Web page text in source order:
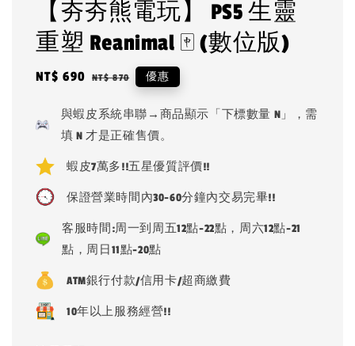
【夯夯熊電玩】 PS5 生靈
重塑 Reanimal 🀄 (數位版)
Sale
NT$ 690 Regular
NT$ 870 優惠
與蝦皮系統串聯→商品顯示「下標數量 N」，需
填 N 才是正確售價。
蝦皮7萬多!!五星優質評價!!
保證營業時間內30-60分鐘內交易完畢!!
客服時間:周一到周五12點-22點，周六12點-21
點，周日11點-20點
ATM銀行付款/信用卡/超商繳費
10年以上服務經營!!